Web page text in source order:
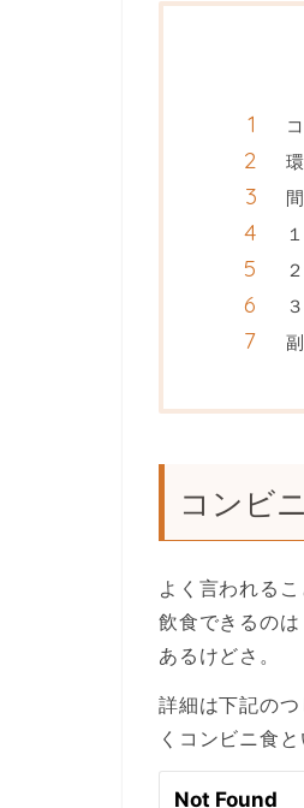
コンビ
よく言われる
飲食できるの
あるけどさ。
詳細は下記の
くコンビニ食